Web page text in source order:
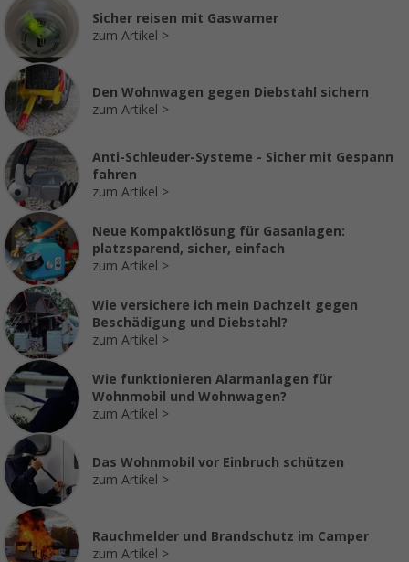
Sicher reisen mit Gaswarner
zum Artikel
Den Wohnwagen gegen Diebstahl sichern
zum Artikel
Anti-Schleuder-Systeme - Sicher mit Gespann
fahren
zum Artikel
Neue Kompaktlösung für Gasanlagen:
platzsparend, sicher, einfach
zum Artikel
Wie versichere ich mein Dachzelt gegen
Beschädigung und Diebstahl?
zum Artikel
Wie funktionieren Alarmanlagen für
Wohnmobil und Wohnwagen?
zum Artikel
Das Wohnmobil vor Einbruch schützen
zum Artikel
Rauchmelder und Brandschutz im Camper
zum Artikel